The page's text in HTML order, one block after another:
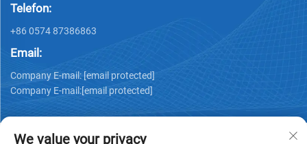
Telefon:
+86 0574 87386863
Email:
Company E-mail:[email protected]
Company E-mail:[email protected]
We value your privacy